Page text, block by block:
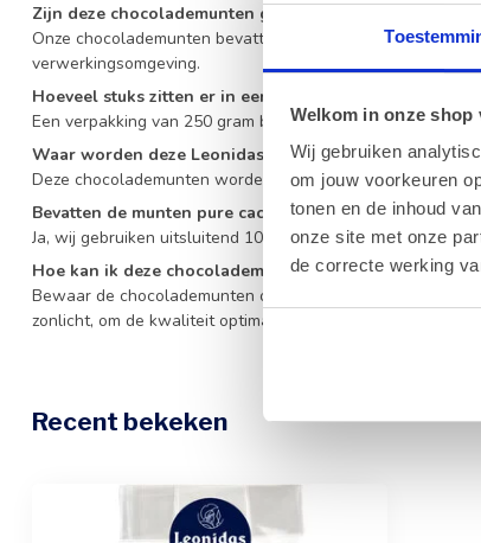
Welkom in onze
Wij gebruiken
om jouw voorkeuren
tonen en de inhoud
onze site met onze
de correcte werking
Zijn deze chocolademunten glutenvrij?
Onze chocolademunten bevatten geen gluten als
verwerkingsomgeving.
Hoeveel stuks zitten er in een verpakking van 250g?
Een verpakking van 250 gram bevat gemiddeld 36 stuks
Waar worden deze Leonidas munten geproduceerd?
Deze chocolademunten worden 100% in België
Bevatten de munten pure cacaoboter?
Ja, wij gebruiken uitsluitend 100% pure cacaoboter voor
Hoe kan ik deze chocolademunten het beste bewaren?
Bewaar de chocolademunten op een koele, droge plaats
zonlicht, om de kwaliteit optimaal te houden.
Recent bekeken